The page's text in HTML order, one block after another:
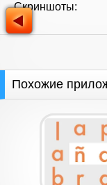
Скриншоты:
Похожие